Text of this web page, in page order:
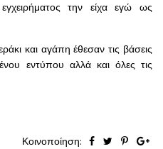
την είχα εγώ ως
και αγάπη έθεσαν τις βάσεις
εντύπου αλλά και όλες τις
Κοινοποίηση: